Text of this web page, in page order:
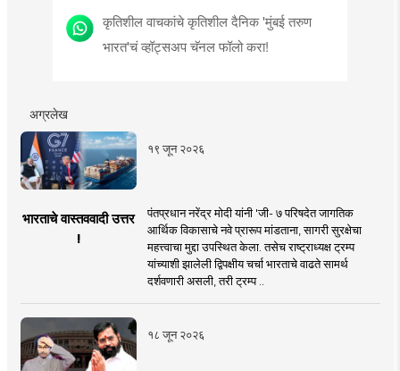
कृतिशील वाचकांचे कृतिशील दैनिक 'मुंबई तरुण
भारत'चं व्हॉट्सअप चॅनल फॉलो करा!
अग्रलेख
१९ जून २०२६
भारताचे वास्तववादी उत्तर
!
पंतप्रधान नरेंद्र मोदी यांनी 'जी- ७ परिषदेत जागतिक
आर्थिक विकासाचे नवे प्रारूप मांडताना, सागरी सुरक्षेचा
महत्त्वाचा मुद्दा उपस्थित केला. तसेच राष्ट्राध्यक्ष ट्रम्प
यांच्याशी झालेली द्विपक्षीय चर्चा भारताचे वाढते सामर्थ
दर्शवणारी असली, तरी ट्रम्प ..
१८ जून २०२६